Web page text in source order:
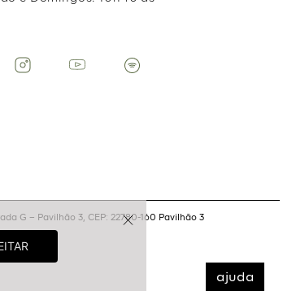
ajuda
G – Pavilhão 3, CEP: 22780-160 Pavilhão 3